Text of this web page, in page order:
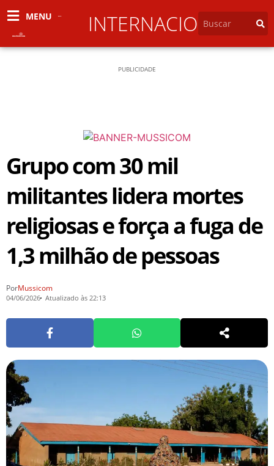
MENU INTERNACIONAL
PUBLICIDADE
Grupo com 30 mil
militantes lidera mortes
religiosas e força a fuga de
1,3 milhão de pessoas
PorMussicom
04/06/2026 Atualizado às 22:13